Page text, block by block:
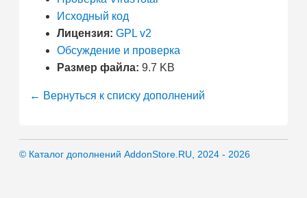
Исходный код
Лицензия: GPL v2
Обсуждение и проверка
Размер файла: 9.7 KB
← Вернуться к списку дополнений
© Каталог дополнений AddonStore.RU, 2024 - 2026